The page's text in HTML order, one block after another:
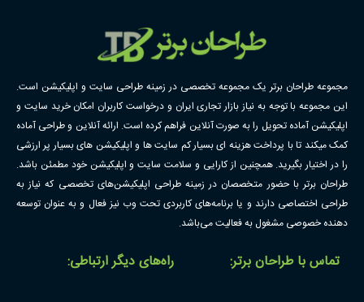
مجموعه طراحان برتر یک مجموعه تخصصی در زمینه طراحی سایت و اپلیکیشن است.
این مجموعه با توجه به نیاز بازار تجاری ایران و درخواست کاربران امکان خرید سایت و
اپلیکیشن آماده تحویل را به صورت آنلاین فراهم کرده است. ارائه آنلاین و طراحی آماده
کمک میکند تا با پرداخت هزینه ای بسیار کم سایت ها و اپلیکیشن های بسیار پر ارزشی
را در اختیار بگیرید. همچنین از کارایی و سلامت سایت و اپلیکیشن خود مطمئن باشد.
طراحان برتر با حضور متخصصان در زمینه طراحی اپلیکیشن‌های تخصصی که نیاز به
طراحی اختصاصی دارند و یا برنامه‌های کاربردی تحت وب نیز فعال و به عنوان توسعه
دهنده خصوصی مشغول به فعالیت می‌باشد.
تماس با طراحان برتر: راه‌های دیگر ارتباطی: